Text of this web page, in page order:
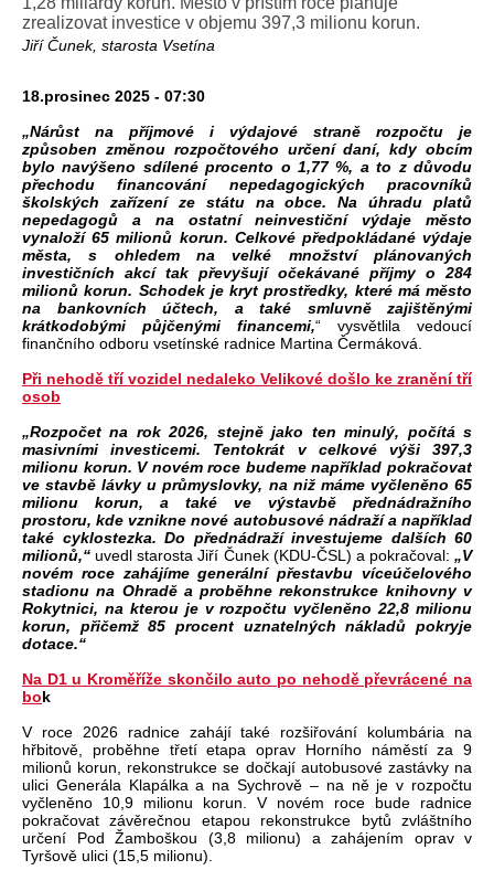
zrealizovat investice v objemu 397,3 milionu korun.
Jiří Čunek, starosta Vsetína
18.prosinec 2025 - 07:30
„Nárůst na příjmové i výdajové straně rozpočtu je
způsoben změnou rozpočtového určení daní, kdy obcím
bylo navýšeno sdílené procento o 1,77 %, a to z důvodu
přechodu financování nepedagogických pracovníků
školských zařízení ze státu na obce. Na úhradu platů
nepedagogů a na ostatní neinvestiční výdaje město
vynaloží 65 milionů korun. Celkové předpokládané výdaje
města, s ohledem na velké množství plánovaných
investičních akcí tak převyšují očekávané příjmy o 284
milionů korun. Schodek je kryt prostředky, které má město
na bankovních účtech, a také smluvně zajištěnými
krátkodobými půjčenými financemi,“ vysvětlila vedoucí
finančního odboru vsetínské radnice Martina Čermáková.
Při nehodě tří vozidel nedaleko Velikové došlo ke zranění tří
osob
„Rozpočet na rok 2026, stejně jako ten minulý, počítá s
masivními investicemi. Tentokrát v celkové výši 397,3
milionu korun. V novém roce budeme například pokračovat
ve stavbě lávky u průmyslovky, na niž máme vyčleněno 65
milionu korun, a také ve výstavbě přednádražního
prostoru, kde vznikne nové autobusové nádraží a například
také cyklostezka. Do přednádraží investujeme dalších 60
milionů,“ uvedl starosta Jiří Čunek (KDU-ČSL) a pokračoval: „V
novém roce zahájíme generální přestavbu víceúčelového
stadionu na Ohradě a proběhne rekonstrukce knihovny v
Rokytnici, na kterou je v rozpočtu vyčleněno 22,8 milionu
korun, přičemž 85 procent uznatelných nákladů pokryje
dotace.“
Na D1 u Kroměříže skončilo auto po nehodě převrácené na
bok
V roce 2026 radnice zahájí také rozšiřování kolumbária na
hřbitově, proběhne třetí etapa oprav Horního náměstí za 9
milionů korun, rekonstrukce se dočkají autobusové zastávky na
ulici Generála Klapálka a na Sychrově – na ně je v rozpočtu
vyčleněno 10,9 milionu korun. V novém roce bude radnice
pokračovat závěrečnou etapou rekonstrukce bytů zvláštního
určení Pod Žamboškou (3,8 milionu) a zahájením oprav v
Tyršově ulici (15,5 milionu).